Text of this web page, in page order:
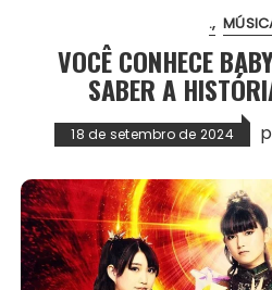
.
VOCÊ CONHECE
SABER A
18 de setembro de 2024